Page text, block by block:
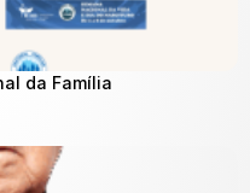
da Família